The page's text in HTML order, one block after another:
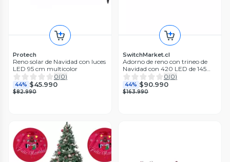
Protech
Reno solar de Navidad con luces
LED 95 cm multicolor
0(0)
44% $45.990
$82.990
SwitchMarket.cl
Adorno de reno con trineo de
Navidad con 420 LED de 145
cm blanco
0(0)
44% $90.990
$163.990